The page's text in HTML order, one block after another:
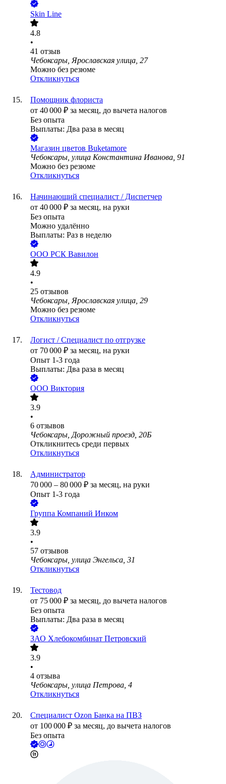
Skin Line
4.8
•
41 отзыв
Чебоксары, Ярославская улица, 27
Можно без резюме
Откликнуться
Помощник флориста
от 40 000 ₽ за месяц, до вычета налогов
Без опыта
Выплаты: Два раза в месяц
Магазин цветов Buketamore
Чебоксары, улица Константина Иванова, 91
Можно без резюме
Откликнуться
Начинающий специалист / Диспетчер
от 40 000 ₽ за месяц, на руки
Без опыта
Можно удалённо
Выплаты: Раз в неделю
ООО РСК Вавилон
4.9
•
25 отзывов
Чебоксары, Ярославская улица, 29
Можно без резюме
Откликнуться
Логист / Специалист по отгрузке
от 70 000 ₽ за месяц, на руки
Опыт 1-3 года
Выплаты: Два раза в месяц
ООО Виктория
3.9
•
6 отзывов
Чебоксары, Дорожный проезд, 20Б
Откликнитесь среди первых
Откликнуться
Администратор
70 000 – 80 000 ₽ за месяц, на руки
Опыт 1-3 года
Группа Компаний Инком
3.9
•
57 отзывов
Чебоксары, улица Энгельса, 31
Откликнуться
Тестовод
от 75 000 ₽ за месяц, до вычета налогов
Без опыта
Выплаты: Два раза в месяц
ЗАО Хлебокомбинат Петровский
3.9
•
4 отзыва
Чебоксары, улица Петрова, 4
Откликнуться
Специалист Ozon Банка на ПВЗ
от 100 000 ₽ за месяц, до вычета налогов
Без опыта